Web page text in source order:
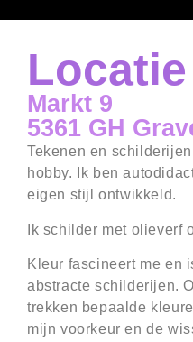
Markt 9
5361 GH
Tekenen en
hobby. Ik ben
eigen stijl ontwikkeld.
Ik schilder met olieverf
Kleur fascineert me en
abstracte schilderijen.
trekken bepaalde
mijn voorkeur en de